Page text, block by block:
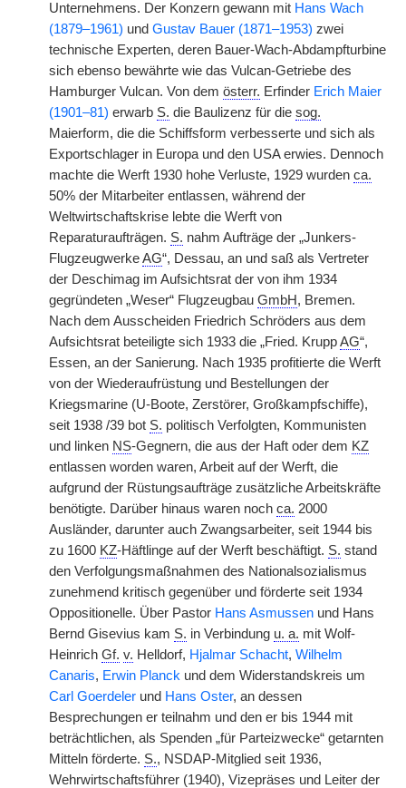
Unternehmens. Der Konzern gewann mit Hans Wach
(1879–1961) und Gustav Bauer (1871–1953) zwei
technische Experten, deren Bauer-Wach-Abdampfturbine
sich ebenso bewährte wie das Vulcan-Getriebe des
Hamburger Vulcan. Von dem österr. Erfinder Erich Maier
(1901–81) erwarb S. die Baulizenz für die sog.
Maierform, die die Schiffsform verbesserte und sich als
Exportschlager in Europa und den USA erwies. Dennoch
machte die Werft 1930 hohe Verluste, 1929 wurden ca.
50% der Mitarbeiter entlassen, während der
Weltwirtschaftskrise lebte die Werft von
Reparaturaufträgen. S. nahm Aufträge der „Junkers-
FlugzeugwerkeAG“, Dessau, an und saß als Vertreter
der Deschimag im Aufsichtsrat der von ihm 1934
gegründeten „Weser“ Flugzeugbau GmbH, Bremen.
Nach dem Ausscheiden Friedrich Schröders aus dem
Aufsichtsrat beteiligte sich 1933 die „Fried. KruppAG“,
Essen, an der Sanierung. Nach 1935 profitierte die Werft
von der Wiederaufrüstung und Bestellungen der
Kriegsmarine (U-Boote, Zerstörer, Großkampfschiffe),
seit 1938 /39 bot S. politisch Verfolgten, Kommunisten
und linken NS-Gegnern, die aus der Haft oder dem KZ
entlassen worden waren, Arbeit auf der Werft, die
aufgrund der Rüstungsaufträge zusätzliche Arbeitskräfte
benötigte. Darüber hinaus waren noch ca. 2000
Ausländer, darunter auch Zwangsarbeiter, seit 1944 bis
zu 1600 KZ-Häftlinge auf der Werft beschäftigt. S. stand
den Verfolgungsmaßnahmen des Nationalsozialismus
zunehmend kritisch gegenüber und förderte seit 1934
Oppositionelle. Über Pastor Hans Asmussen und Hans
Bernd Gisevius kam S. in Verbindung u. a. mit Wolf-
Heinrich Gf. v. Helldorf, Hjalmar Schacht, Wilhelm
Canaris, Erwin Planck und dem Widerstandskreis um
Carl Goerdeler und Hans Oster, an dessen
Besprechungen er teilnahm und den er bis 1944 mit
beträchtlichen, als Spenden „für Parteizwecke“ getarnten
Mitteln förderte. S., NSDAP-Mitglied seit 1936,
Wehrwirtschaftsführer (1940), Vizepräses und Leiter der